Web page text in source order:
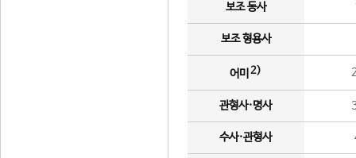
보조 동사
보조 형용사
어미 2)
관형사·명사
수사·관형사